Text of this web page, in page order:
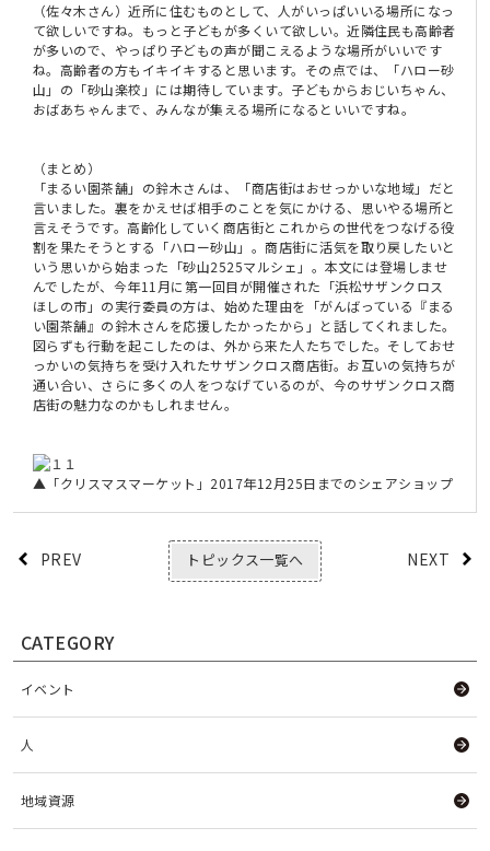
（佐々木さん）近所に住むものとして、人がいっぱいいる場所になっ
て欲しいですね。もっと子どもが多くいて欲しい。近隣住民も高齢者
が多いので、やっぱり子どもの声が聞こえるような場所がいいです
ね。高齢者の方もイキイキすると思います。その点では、「ハロー砂
山」の「砂山楽校」には期待しています。子どもからおじいちゃん、
おばあちゃんまで、みんなが集える場所になるといいですね。
（まとめ）
「まるい園茶舗」の鈴木さんは、「商店街はおせっかいな地域」だと
言いました。裏をかえせば相手のことを気にかける、思いやる場所と
言えそうです。高齢化していく商店街とこれからの世代をつなげる役
割を果たそうとする「ハロー砂山」。商店街に活気を取り戻したいと
いう思いから始まった「砂山2525マルシェ」。本文には登場しませ
んでしたが、今年11月に第一回目が開催された「浜松サザンクロス
ほしの市」の実行委員の方は、始めた理由を「がんばっている『まる
い園茶舗』の鈴木さんを応援したかったから」と話してくれました。
図らずも行動を起こしたのは、外から来た人たちでした。そしておせ
っかいの気持ちを受け入れたサザンクロス商店街。お互いの気持ちが
通い合い、さらに多くの人をつなげているのが、今のサザンクロス商
店街の魅力なのかもしれません。
▲「クリスマスマーケット」2017年12月25日までのシェアショップ
PREV トピックス一覧へ NEXT
CATEGORY
イベント
人
地域資源